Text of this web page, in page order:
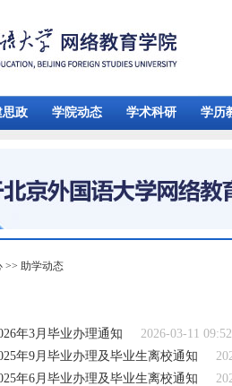
思政 学院动态 学术科研 学历
>> 助学动态
年3月毕业办理通知
2026-03-11 09:52
年9月毕业办理及毕业生离校通知
年6月毕业办理及毕业生离校通知